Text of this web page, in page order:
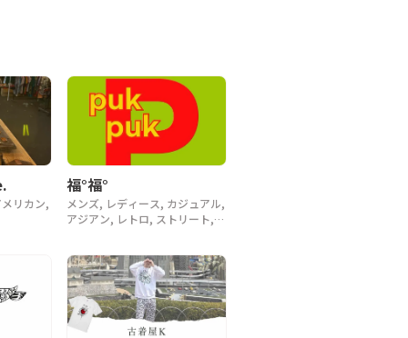
リカン,
福°福°
メンズ, レディース, カジュアル,
アジアン, レトロ, ストリート,